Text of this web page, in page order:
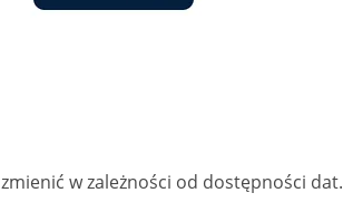
w zależności od dostępności dat.